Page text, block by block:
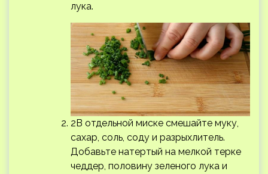
лука.
2В отдельной миске смешайте муку,
сахар, соль, соду и разрыхлитель.
Добавьте натертый на мелкой терке
чеддер, половину зеленого лука и